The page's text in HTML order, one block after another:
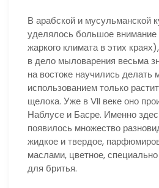
В арабской и мусульманской
уделялось большое
жаркого климата в этих
в дело мыловарения весьма
на востоке научились делать
использованием только
щелока. Уже в VII веке оно
Наблусе и Басре. Именно
появилось множество
жидкое и твердое,
маслами, цветное,
для бритья.